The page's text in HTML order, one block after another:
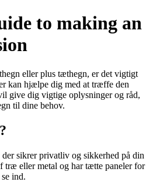
to making an
eller plus tæthegn, er det vigtigt
kan hjælpe dig med at træffe den
give dig vigtige oplysninger og råd,
til dine behov.
sikrer privatliv og sikkerhed på din
træ eller metal og har tætte paneler for
ind.